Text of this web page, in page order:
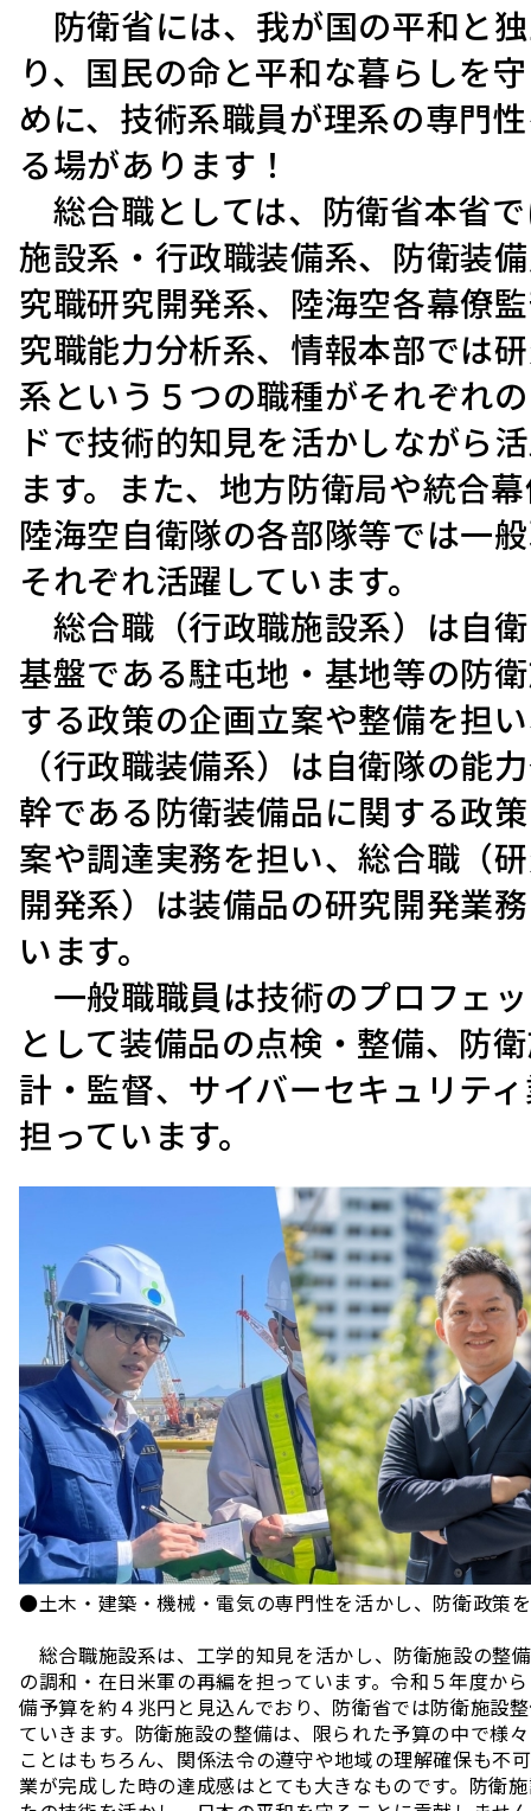
防衛省には、我が国の平和と
り、国民の命と平和な暮らしを
めに、技術系職員が理系の専門
る場があります！
総合職としては、防衛省本省
施設系・行政職装備系、防衛装
究職研究開発系、陸海空各幕僚
究職能力分析系、情報本部では
系という５つの職種がそれぞれ
ドで技術的知見を活かしながら
ます。また、地方防衛局や統合
陸海空自衛隊の各部隊等では一
それぞれ活躍しています。
総合職（行政職施設系）は自
基盤である駐屯地・基地等の防
する政策の企画立案や整備を担
（行政職装備系）は自衛隊の能
幹である防衛装備品に関する政
案や調達実務を担い、総合職（
開発系）は装備品の研究開発業
います。
一般職職員は技術のプロフェ
として装備品の点検・整備、防
計・監督、サイバーセキュリテ
担っています。
●土木・建築・機械・電気の専門性を活かし、防衛政策
総合職施設系は、工学的知見を活かし、防衛施設の整
の調和・在日米軍の再編を担っています。令和５年度か
備予算を約４兆円と見込んでおり、防衛省では防衛施設
ていきます。防衛施設の整備は、限られた予算の中で様
ことはもちろん、関係法令の遵守や地域の理解確保も不
業が完成した時の達成感はとても大きなものです。防衛